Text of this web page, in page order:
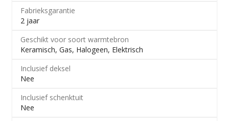
Fabrieksgarantie
2 jaar
Geschikt voor soort warmtebron
Keramisch, Gas, Halogeen, Elektrisch
Inclusief deksel
Nee
Inclusief schenktuit
Nee